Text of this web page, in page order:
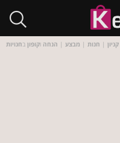
קניון | חנות | מבצע | הנחה וקופון בחנויות